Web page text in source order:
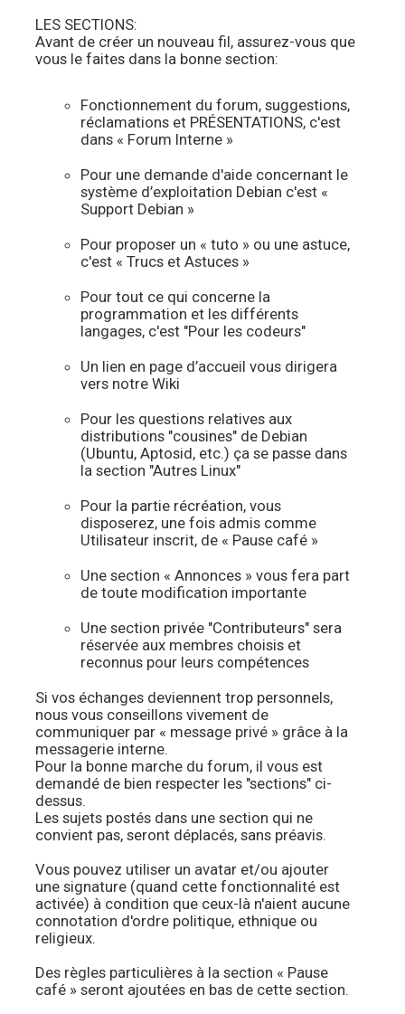
LES SECTIONS:
Avant de créer un nouveau fil, assurez-vous que
vous le faites dans la bonne section:
Fonctionnement du forum, suggestions,
réclamations et PRÉSENTATIONS, c'est
dans « Forum Interne »
Pour une demande d'aide concernant le
système d’exploitation Debian c'est «
Support Debian »
Pour proposer un « tuto » ou une astuce,
c'est « Trucs et Astuces »
Pour tout ce qui concerne la
programmation et les différents
langages, c'est "Pour les codeurs"
Un lien en page d’accueil vous dirigera
vers notre Wiki
Pour les questions relatives aux
distributions "cousines" de Debian
(Ubuntu, Aptosid, etc.) ça se passe dans
la section "Autres Linux"
Pour la partie récréation, vous
disposerez, une fois admis comme
Utilisateur inscrit, de « Pause café »
Une section « Annonces » vous fera part
de toute modification importante
Une section privée "Contributeurs" sera
réservée aux membres choisis et
reconnus pour leurs compétences
Si vos échanges deviennent trop personnels,
nous vous conseillons vivement de
communiquer par « message privé » grâce à la
messagerie interne.
Pour la bonne marche du forum, il vous est
demandé de bien respecter les "sections" ci-
dessus.
Les sujets postés dans une section qui ne
convient pas, seront déplacés, sans préavis.
Vous pouvez utiliser un avatar et/ou ajouter
une signature (quand cette fonctionnalité est
activée) à condition que ceux-là n'aient aucune
connotation d'ordre politique, ethnique ou
religieux.
Des règles particulières à la section « Pause
café » seront ajoutées en bas de cette section.